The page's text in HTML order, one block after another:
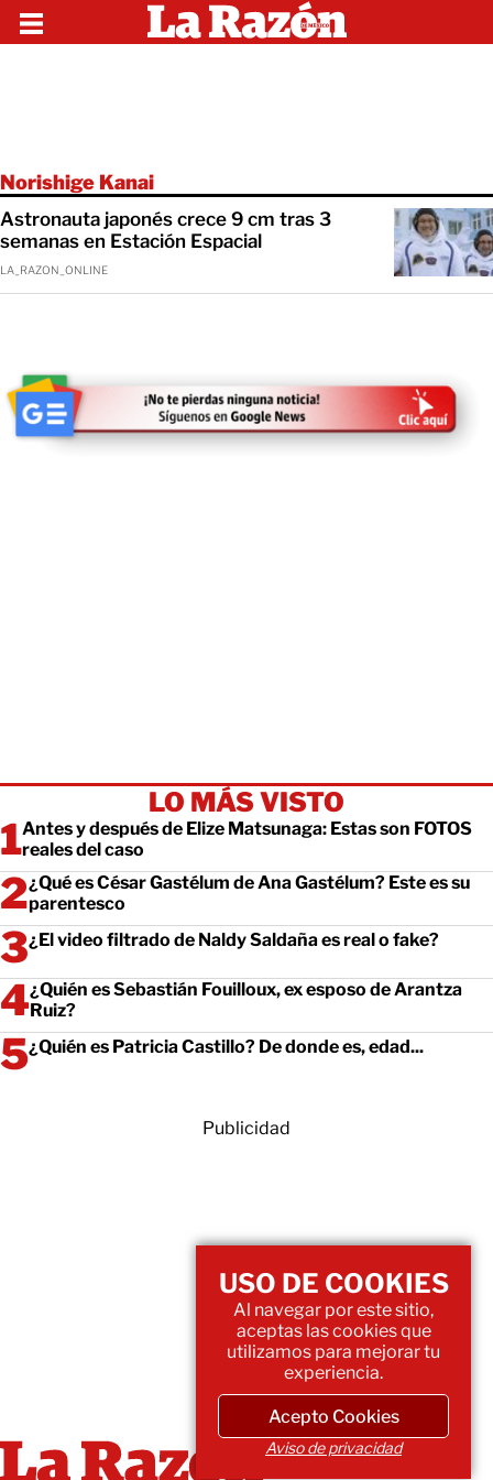
Norishige Kanai
Astronauta japonés crece 9 cm tras 3
semanas en Estación Espacial
LA_RAZON_ONLINE
LO MÁS VISTO
Antes y después de Elize Matsunaga: Estas son FOTOS
reales del caso
¿Qué es César Gastélum de Ana Gastélum? Este es su
parentesco
¿El video filtrado de Naldy Saldaña es real o fake?
¿Quién es Sebastián Fouilloux, ex esposo de Arantza
Ruiz?
¿Quién es Patricia Castillo? De donde es, edad...
Publicidad
USO DE COOKIES
Al navegar por este sitio,
aceptas las cookies que
utilizamos para mejorar tu
experiencia.
Acepto Cookies
Aviso de privacidad